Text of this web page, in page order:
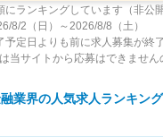
ランキングしています（非公
8/2（日）～2026/8/8（土）
予定日よりも前に求人募集が終
当サイトから応募はできませ
業界の人気求人ランキン